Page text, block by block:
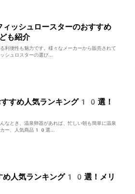
ィッシュロースターのおすすめ
も紹介
利便性も魅力です。様々なメーカーから販売されて
シュロスターの選び...
すめ人気ランキング10選！
なとき、温泉卵器があれば、忙しい朝も簡単に温泉
カー、人気商品10選...
め人気ランキング10選！メリ